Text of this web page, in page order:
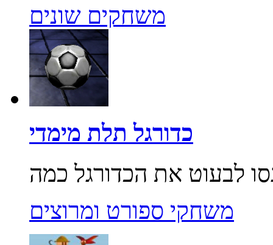
משחקים שונים
כדורגל תלת מימדי
משחקי ספורט ומרוצים